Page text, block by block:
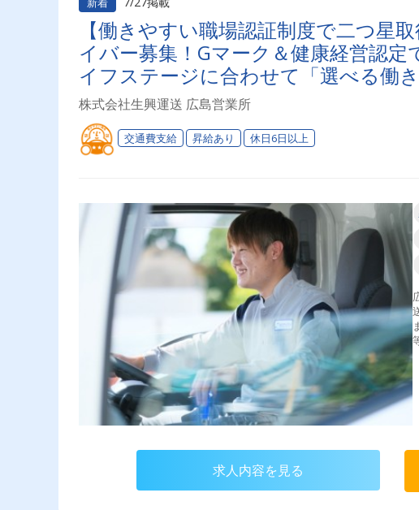
【働きやすい職場認証制度で二つ星
イバー募集！Gマーク＆健康経営認
イフステージに合わせて「選べる働
株式会社生興運送 広島営業所
交通費支給 昇給あり 休日6日以上
求人内容を見る